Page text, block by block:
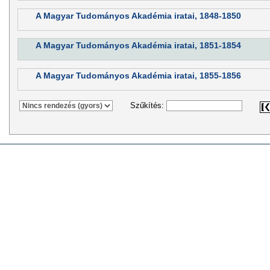
A Magyar Tudományos Akadémia iratai, 1848-1850
A Magyar Tudományos Akadémia iratai, 1851-1854
A Magyar Tudományos Akadémia iratai, 1855-1856
Szűkítés: